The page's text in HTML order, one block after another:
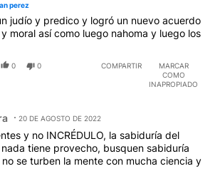
perez
judío y predico y logró un nuevo acuerdo
moral así como luego nahoma y luego los
0 0 COMPARTIR
MARCAR
COMO
INAPROPIADO
silveyra.
20 DE AGOSTO DE 2022
y no INCRÉDULO, la sabiduría del
tiene provecho, busquen sabiduría
se turben la mente con mucha ciencia y